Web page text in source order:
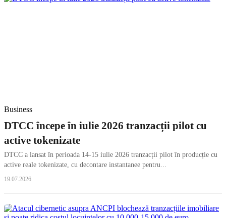
Business
DTCC începe în iulie 2026 tranzacții pilot cu
active tokenizate
DTCC a lansat în perioada 14-15 iulie 2026 tranzacții pilot în producție cu
active reale tokenizate, cu decontare instantanee pentru...
19.07.2026